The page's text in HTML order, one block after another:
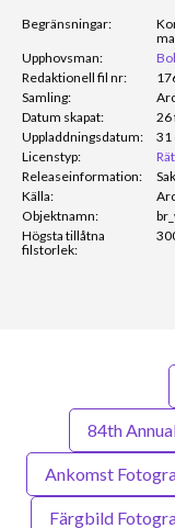
Begränsningar:
Upphovsman:
Redaktionell fil nr:
Samling:
Datum skapat:
26
Uppladdningsdatum:
31
Licenstyp:
Releaseinformation:
Källa:
Objektnamn:
Högsta tillåtna
filstorlek:
84th
Ankomst
Färgbild